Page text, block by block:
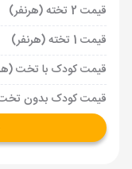
قیمت 2 تخته (هرنفر)
قیمت 1 تخته (هرنفر)
قیمت کودک با تخت
قیمت کودک بدون